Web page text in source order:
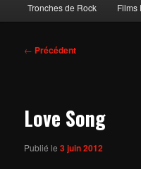
Tronches de Rock Films
Navigation
← Précédent
Love Song
Publié le3 juin 2012